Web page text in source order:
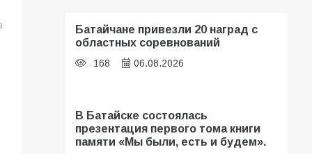
Батайчане привезли 20 наград с
областных соревнований
168 06.08.2026
В Батайске состоялась
презентация первого тома книги
памяти «Мы были, есть и будем».